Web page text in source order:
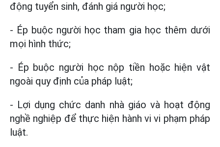
động tuyển sinh, đánh giá người học;
- Ép buộc người học tham gia học thêm dưới
mọi hình thức;
- Ép buộc người học nộp tiền hoặc hiện vật
ngoài quy định của pháp luật;
- Lợi dụng chức danh nhà giáo và hoạt động
nghề nghiệp để thực hiện hành vi vi phạm pháp
luật.